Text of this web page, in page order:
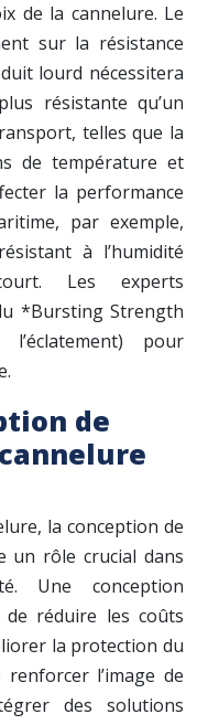
de la cannelure. Le
sur la résistance
lourd nécessitera
résistante qu’un
telles que la
de température et
la performance
par exemple,
à l’humidité
Les experts
*Bursting Strength
pour
de
la conception de
un rôle crucial dans
Une conception
réduire les coûts
la protection du
l’image de
des solutions